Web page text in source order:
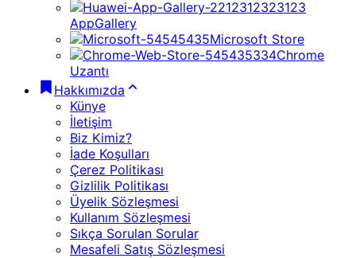
AppGallery
Microsoft Store
Chrome
Uzantı
Hakkımızda
Künye
İletişim
Biz Kimiz?
İade Koşulları
Çerez Politikası
Gizlilik Politikası
Üyelik Sözleşmesi
Kullanım Sözleşmesi
Sıkça Sorulan Sorular
Mesafeli Satış Sözleşmesi